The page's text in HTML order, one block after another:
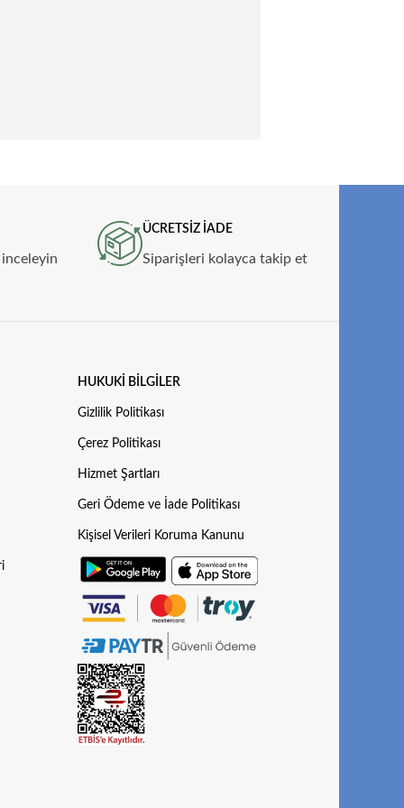
inceleyin
ÜCRETSİZ İADE
Siparişleri kolayca takip et
HUKUKI BILGILER
Gizlilik Politikası
Çerez Politikası
Hizmet Şartları
Geri Ödeme ve İade Politikası
Kişisel Verileri Koruma Kanunu